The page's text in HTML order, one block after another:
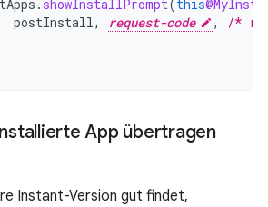
. showInstallPrompt(this
postInstall, request-code ,
/*
App übertragen
Instant-Version gut findet,